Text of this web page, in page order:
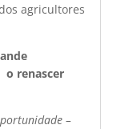
agricultores
o renascer
–